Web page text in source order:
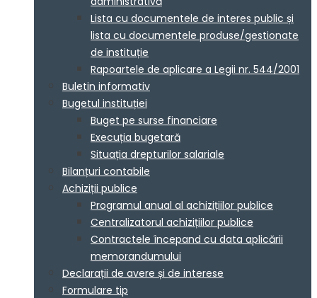
Lista cu documentele de interes public și
lista cu documentele produse/gestionate
de instituție
Rapoartele de aplicare a Legii nr. 544/2001
Buletin informativ
Bugetul instituției
Buget pe surse financiare
Execuția bugetară
Situația drepturilor salariale
Bilanțuri contabile
Achiziții publice
Programul anual al achizițiilor publice
Centralizatorul achizițiilor publice
Contractele începand cu data aplicării
memorandumului
Declarații de avere și de interese
Formulare tip